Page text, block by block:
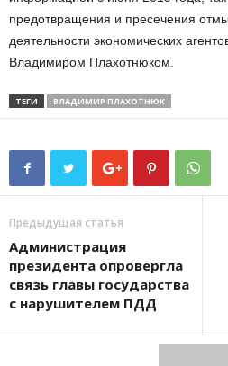
предотвращения и пресечения
деятельности экономических
Владимиром Плахотнюком.
ТЕГИ ВЛАДИМИР ПЛАХОТНЮК
Предыдущая статья
Администрация
президента опровергла
связь главы государства
с нарушителем ПДД